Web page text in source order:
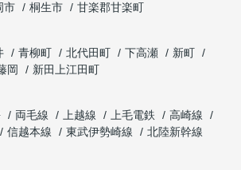
市 桐生市
甘楽郡甘楽町
青柳町 北代田町 下高瀬
新町
岡
新田上江田町
両毛線 上越線 上毛電鉄
高崎線
信越本線 東武伊勢崎線
北陸新幹線